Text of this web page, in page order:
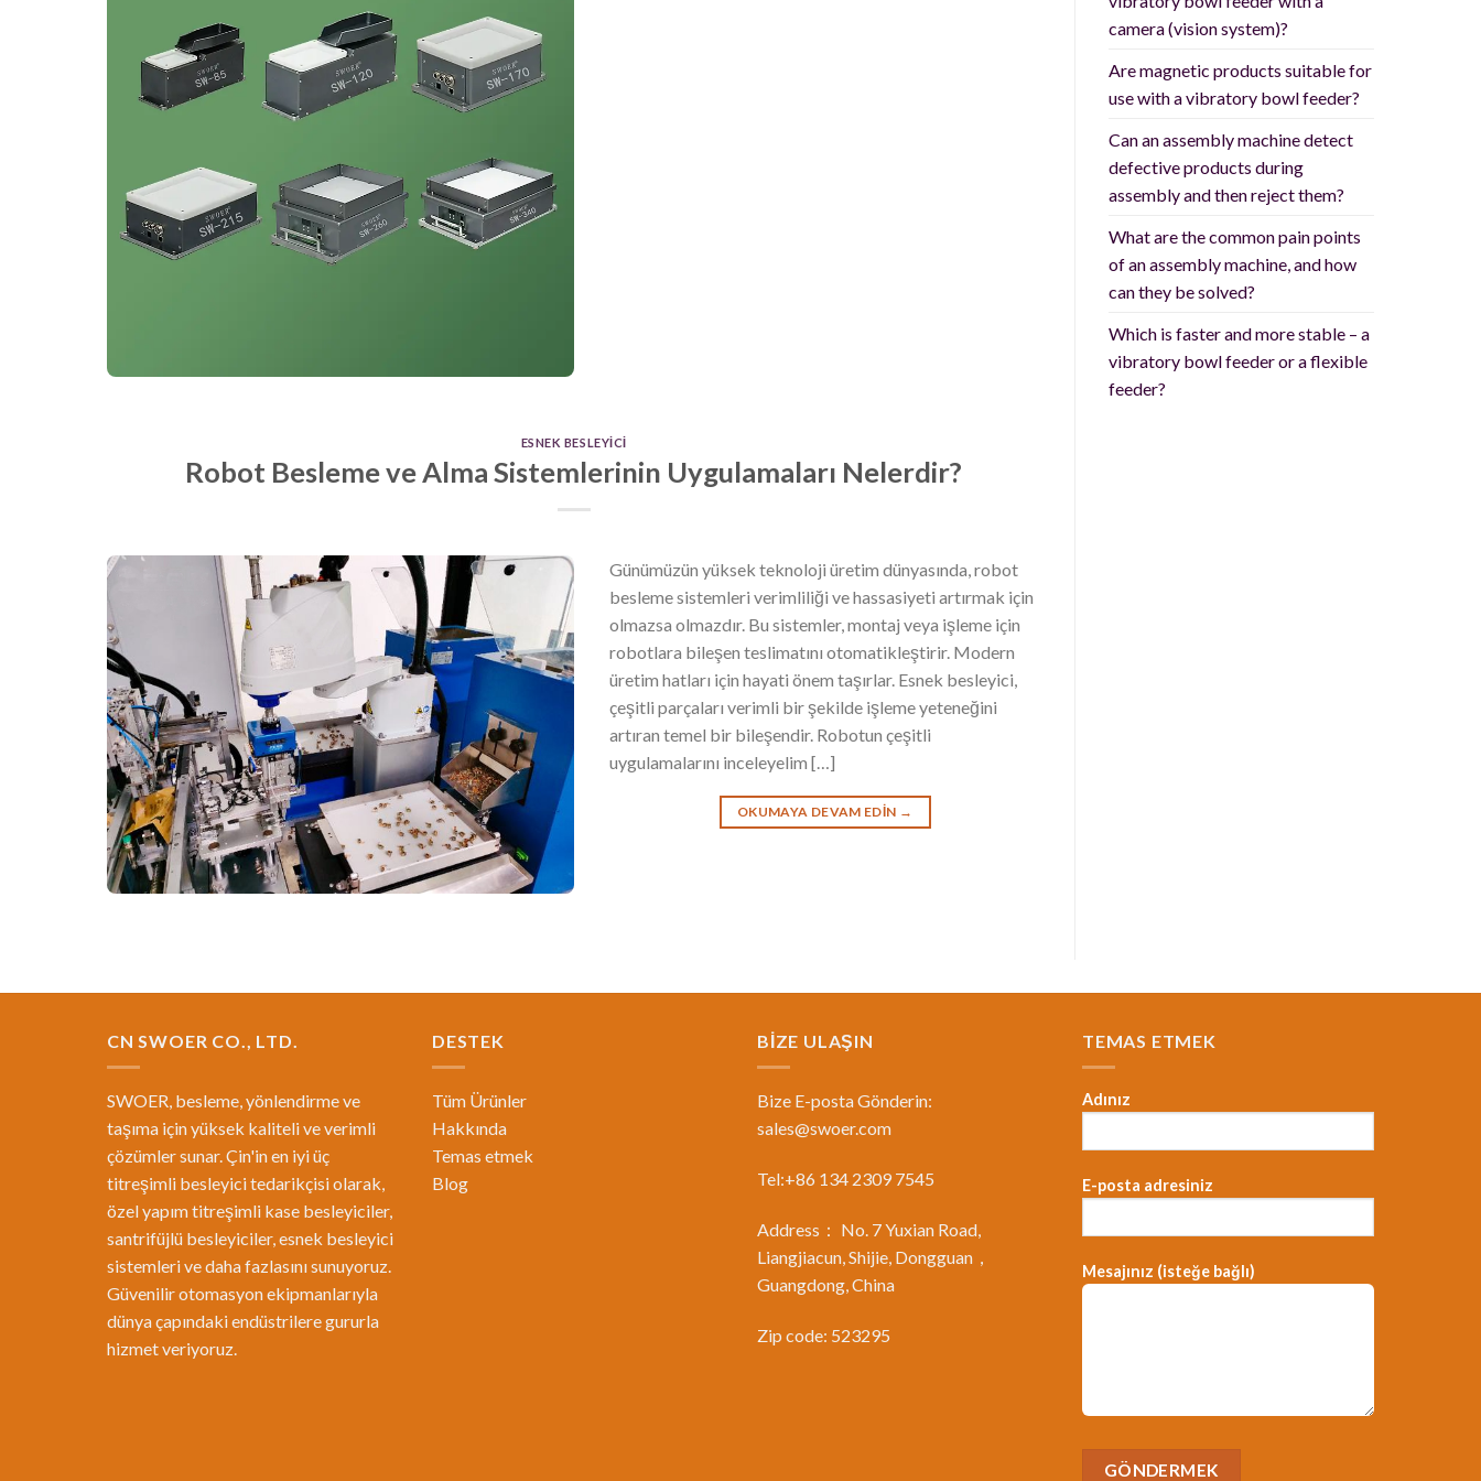
ESNEK BESLEYICI
Robot Besleme ve Alma Sistemlerinin Uygulamaları Nelerdir?
Günümüzün yüksek teknoloji üretim dünyasında, robot
besleme sistemleri verimliliği ve hassasiyeti artırmak için
olmazsa olmazdır. Bu sistemler, montaj veya işleme için
robotlara bileşen teslimatını otomatikleştirir. Modern
üretim hatları için hayati önem taşırlar. Esnek besleyici,
çeşitli parçaları verimli bir şekilde işleme yeteneğini
artıran temel bir bileşendir. Robotun çeşitli
uygulamalarını inceleyelim […]
OKUMAYA DEVAM EDIN →
camera (vision system)?
Are magnetic products suitable for
use with a vibratory bowl feeder?
Can an assembly machine detect
defective products during
assembly and then reject them?
What are the common pain points
of an assembly machine, and how
can they be solved?
Which is faster and more stable – a
vibratory bowl feeder or a flexible
feeder?
CN SWOER CO., LTD.
SWOER, besleme, yönlendirme ve
taşıma için yüksek kaliteli ve verimli
çözümler sunar. Çin'in en iyi üç
titreşimli besleyici tedarikçisi olarak,
özel yapım titreşimli kase besleyiciler,
santrifüjlü besleyiciler, esnek besleyici
sistemleri ve daha fazlasını sunuyoruz.
Güvenilir otomasyon ekipmanlarıyla
dünya çapındaki endüstrilere gururla
hizmet veriyoruz.
DESTEK
Tüm Ürünler
Hakkında
Temas etmek
Blog
BİZE ULAŞIN
Bize E-posta Gönderin:
sales@swoer.com
Tel:+86 134 2309 7545
Address： No. 7 Yuxian Road,
Liangjiacun, Shijie, Dongguan，
Guangdong, China
Zip code: 523295
TEMAS ETMEK
Adınız
E-posta adresiniz
Mesajınız (isteğe bağlı)